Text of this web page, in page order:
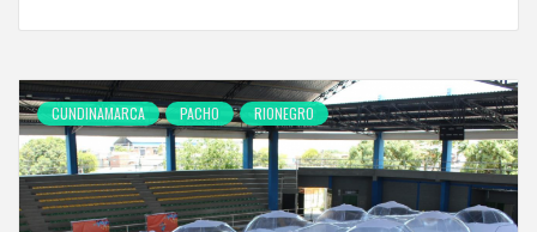
CUNDINAMARCA PACHO RIONEGRO